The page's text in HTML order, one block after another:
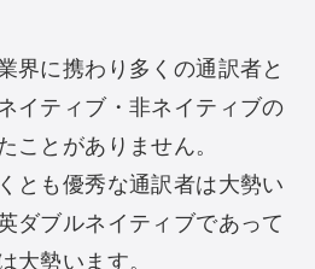
界に携わり多くの通訳者と
イティブ・非ネイティブの
ことがありません。
とも優秀な通訳者は大勢い
ダブルネイティブであって
大勢います。